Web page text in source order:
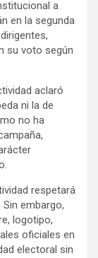
a
en la segunda
su voto según
aclaró
ni la de
no ha
respetará
embargo,
logotipo,
oficiales en
electoral sin